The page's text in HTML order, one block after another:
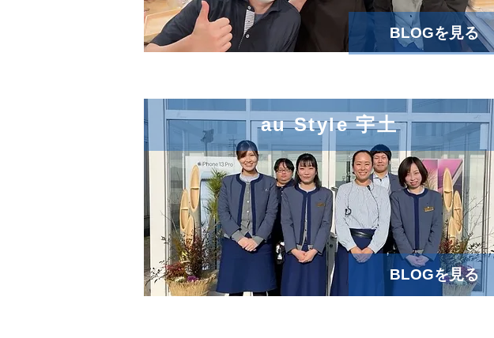
BLOGを見る
BLOGを見る
au Style 宇土